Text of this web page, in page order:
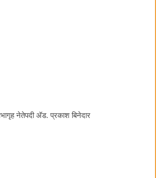
नेतेपदी अ‍ॅड. प्रकाश बिनेदार